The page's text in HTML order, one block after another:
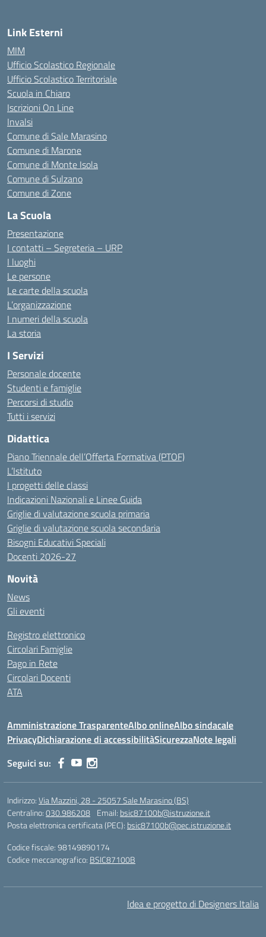
Link Esterni
MIM
Ufficio Scolastico Regionale
Ufficio Scolastico Territoriale
Scuola in Chiaro
Iscrizioni On Line
Invalsi
Comune di Sale Marasino
Comune di Marone
Comune di Monte Isola
Comune di Sulzano
Comune di Zone
La Scuola
Presentazione
I contatti – Segreteria – URP
I luoghi
Le persone
Le carte della scuola
L’organizzazione
I numeri della scuola
La storia
I Servizi
Personale docente
Studenti e famiglie
Percorsi di studio
Tutti i servizi
Didattica
Piano Triennale dell’Offerta Formativa (PTOF)
L’Istituto
I progetti delle classi
Indicazioni Nazionali e Linee Guida
Griglie di valutazione scuola primaria
Griglie di valutazione scuola secondaria
Bisogni Educativi Speciali
Docenti 2026-27
Novità
News
Gli eventi
Registro elettronico
Circolari Famiglie
Pago in Rete
Circolari Docenti
ATA
Amministrazione TrasparenteAlbo onlineAlbo sindacale
PrivacyDichiarazione di accessibilitàSicurezzaNote legali
Seguici su:
Indirizzo:Via Mazzini, 28 - 25057 Sale Marasino (BS)
Centralino:030.986208 Email: bsic87100b@istruzione.it
Posta elettronica certificata (PEC): bsic87100b@pec.istruzione.it
Codice fiscale: 98149890174
Codice meccanografico: BSIC87100B
Idea e progetto di Designers Italia